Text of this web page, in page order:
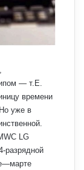
— т.Е.
времени
уже в
LG
разрядной